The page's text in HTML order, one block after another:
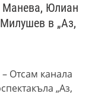
Манева, Юлиан
в „Аз,
Отсам канала
„Аз,